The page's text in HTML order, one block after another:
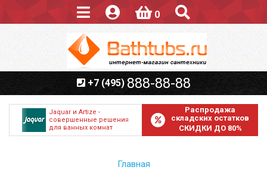
0
+7 (495) 888-88-88
Распродажа
складских остатков
СКИДКИ ДО 80%
Jaquar и Artize -
совершенные решения
для ванных комнат
Главная